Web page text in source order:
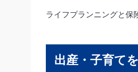
ライフプランニングと保
出産・子育て